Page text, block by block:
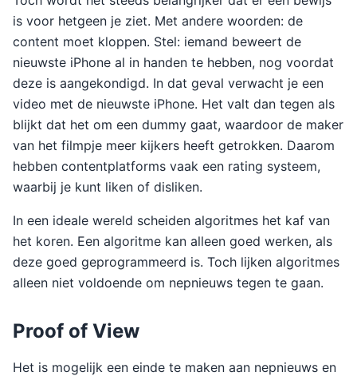
is voor hetgeen je ziet. Met andere woorden: de
content moet kloppen. Stel: iemand beweert de
nieuwste iPhone al in handen te hebben, nog voordat
deze is aangekondigd. In dat geval verwacht je een
video met de nieuwste iPhone. Het valt dan tegen als
blijkt dat het om een dummy gaat, waardoor de maker
van het filmpje meer kijkers heeft getrokken. Daarom
hebben contentplatforms vaak een rating systeem,
waarbij je kunt liken of disliken.
In een ideale wereld scheiden algoritmes het kaf van
het koren. Een algoritme kan alleen goed werken, als
deze goed geprogrammeerd is. Toch lijken algoritmes
alleen niet voldoende om nepnieuws tegen te gaan.
Proof of View
Het is mogelijk een einde te maken aan nepnieuws en